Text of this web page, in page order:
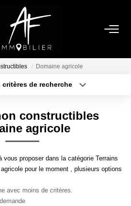
ACHETER
AGENCE
Sommes Nous
Notre Équipe
Services
Domaine agricole
critères de recherche
Surface min
constructibles
agricole
vous proposer dans la catégorie Terrains
pour le moment , plusieurs options
avec moins de critères.